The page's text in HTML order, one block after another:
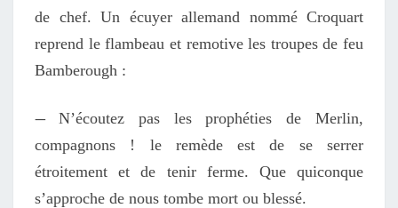
de chef. Un écuyer allemand nommé Croquart
reprend le flambeau et remotive les troupes de feu
Bamberough :
— N’écoutez pas les prophéties de Merlin,
compagnons ! le remède est de se serrer
étroitement et de tenir ferme. Que quiconque
s’approche de nous tombe mort ou blessé.